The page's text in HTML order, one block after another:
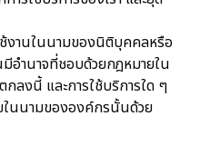
านในนามของนิติบุคคลหรือ
อำนาจที่ชอบด้วยกฎหมายใน
ลงนี้ และการใช้บริการใด ๆ
ในนามขององค์กรนั้นด้วย